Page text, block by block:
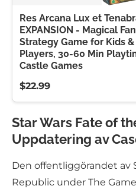
Res Arcana Lux et
EXPANSION - Magical
Strategy Game for Kids
Players, 30-60 Min
Castle Games
$22.99
Star Wars Fate of
Uppdatering av
Den offentliggörandet av
Republic under The